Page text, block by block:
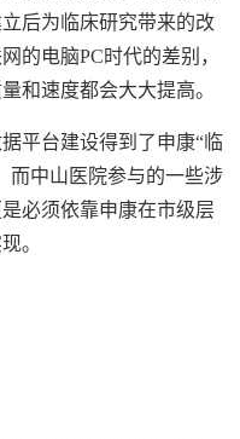
后为临床研究带来的改
的电脑PC时代的差别，
和速度都会大大提高。
平台建设得到了申康“临
而中山医院参与的一些涉
必须依靠申康在市级层
。